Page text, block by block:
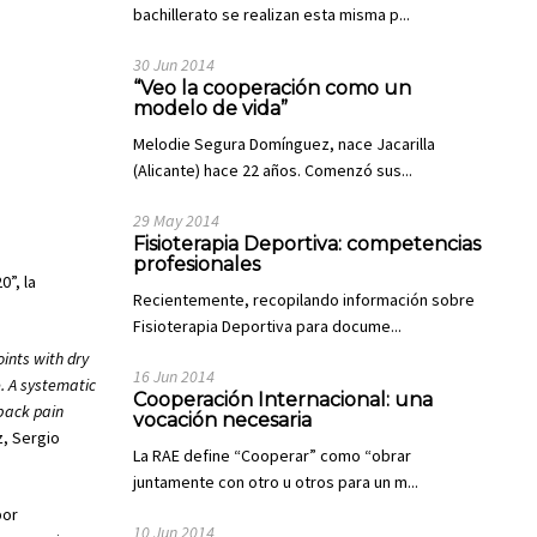
la
with dry
A systematic
pain
Sergio
bachillerato se realizan esta misma p...
30 Jun 2014
“Veo la cooperación como un
modelo de vida”
Melodie Segura Domínguez, nace Jacarilla
(Alicante) hace 22 años. Comenzó sus...
29 May 2014
Fisioterapia Deportiva: competencias
profesionales
Recientemente, recopilando información sobre
Fisioterapia Deportiva para docume...
16 Jun 2014
Cooperación Internacional: una
vocación necesaria
La RAE define “Cooperar” como “obrar
juntamente con otro u otros para un m...
10 Jun 2014